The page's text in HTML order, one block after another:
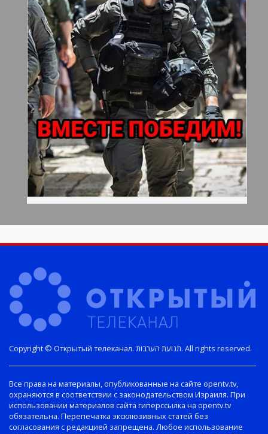
Copyright © Открытый телеканал. תנועת הערבות. All rights reserved.
Все права на материалы, опубликованные на сайте opentv.tv,
охраняются в соответствии с законодательством Израиля. При
использовании материалов сайта гиперссылка на opentv.tv
обязательна. Перепечатка эксклюзивных статей без
согласования с редакцией запрещена. Любое использование